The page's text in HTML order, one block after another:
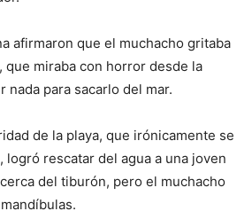
afirmaron que el muchacho gritaba
que miraba con horror desde la
nada para sacarlo del mar.
de la playa, que irónicamente se
logró rescatar del agua a una joven
del tiburón, pero el muchacho